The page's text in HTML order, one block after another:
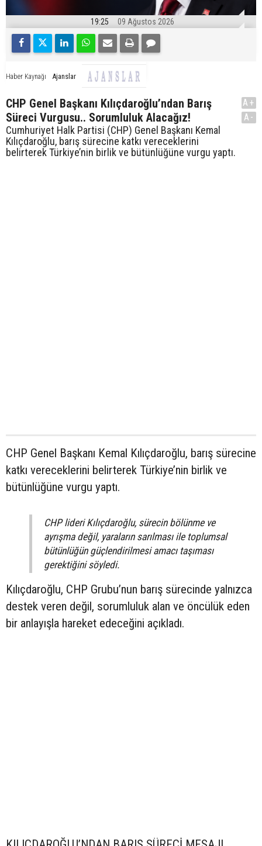
19:25 09 Ağustos 2026
Haber Kaynağı Ajanslar
CHP Genel Başkanı Kılıçdaroğlu’ndan Barış
Süreci Vurgusu.. Sorumluluk Alacağız!
Cumhuriyet Halk Partisi (CHP) Genel Başkanı Kemal
Kılıçdaroğlu, barış sürecine katkı vereceklerini
belirterek Türkiye’nin birlik ve bütünlüğüne vurgu yaptı.
A+
A-
CHP Genel Başkanı Kemal Kılıçdaroğlu, barış sürecine
katkı vereceklerini belirterek Türkiye’nin birlik ve
bütünlüğüne vurgu yaptı.
CHP lideri Kılıçdaroğlu, sürecin bölünme ve
ayrışma değil, yaraların sarılması ile toplumsal
bütünlüğün güçlendirilmesi amacı taşıması
gerektiğini söyledi.
Kılıçdaroğlu, CHP Grubu’nun barış sürecinde yalnızca
destek veren değil, sorumluluk alan ve öncülük eden
bir anlayışla hareket edeceğini açıkladı.